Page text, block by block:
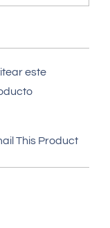
este
This Product